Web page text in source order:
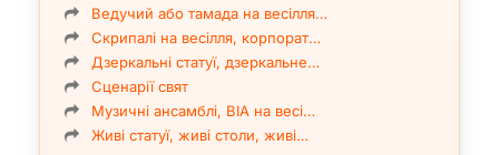
Ведучий або тамада на весілля…
Скрипалі на весілля, корпорат…
Дзеркальні статуї, дзеркальне…
Сценарії свят
Музичні ансамблі, ВІА на весі…
Живі статуї, живі столи, живі…